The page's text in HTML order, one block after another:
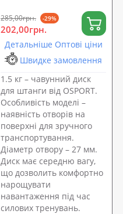
285,00грн. -29%
202,00грн.
Детальніше Оптові ціни
Швидке замовлення
1.5 кг – чавунний диск
для штанги від OSPORT.
Особливість моделі –
наявність отворів на
поверхні для зручного
транспортування.
Діаметр отвору – 27 мм.
Диск має середню вагу,
що дозволить комфортно
нарощувати
навантаження під час
силових тренувань.